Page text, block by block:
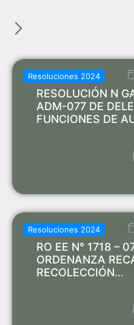
Resoluciones 2024
RESOLUCIÓN N
ADM-077 DE
FUNCIONES DE
Resoluciones 2024
RO EE N° 1718 –
ORDENANZA
RECOLECCIÓN…